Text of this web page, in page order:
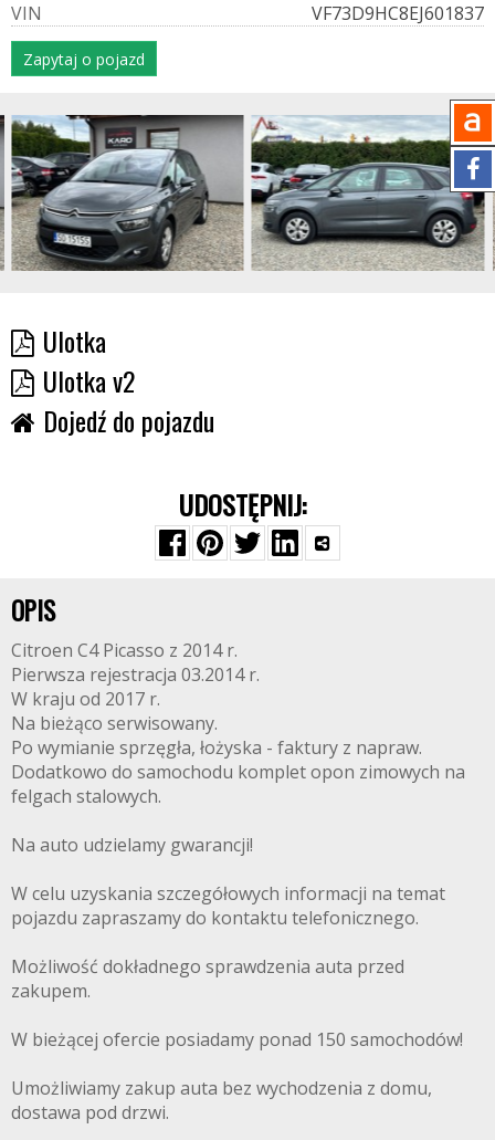
VIN VF73D9HC8EJ601837
Zapytaj o pojazd
Ulotka
Ulotka v2
Dojedź do pojazdu
UDOSTĘPNIJ:
OPIS
Citroen C4 Picasso z 2014 r.
Pierwsza rejestracja 03.2014 r.
W kraju od 2017 r.
Na bieżąco serwisowany.
Po wymianie sprzęgła, łożyska - faktury z napraw.
Dodatkowo do samochodu komplet opon zimowych na
felgach stalowych.
Na auto udzielamy gwarancji!
W celu uzyskania szczegółowych informacji na temat
pojazdu zapraszamy do kontaktu telefonicznego.
Możliwość dokładnego sprawdzenia auta przed
zakupem.
W bieżącej ofercie posiadamy ponad 150 samochodów!
Umożliwiamy zakup auta bez wychodzenia z domu,
dostawa pod drzwi.